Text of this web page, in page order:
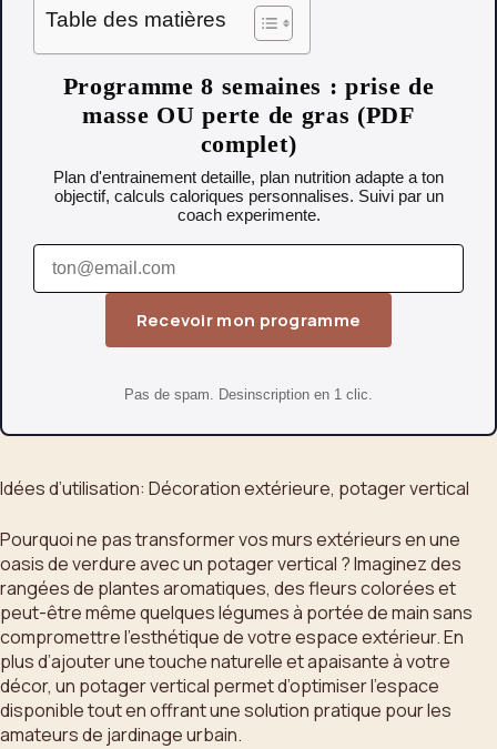
Table des matières
Programme 8 semaines : prise de
masse OU perte de gras (PDF
complet)
Plan d'entrainement detaille, plan nutrition adapte a ton
objectif, calculs caloriques personnalises. Suivi par un
coach experimente.
Recevoir mon programme
Pas de spam. Desinscription en 1 clic.
Idées d’utilisation: Décoration extérieure, potager vertical
Pourquoi ne pas transformer vos murs extérieurs en une
oasis de verdure avec un potager vertical ? Imaginez des
rangées de plantes aromatiques, des fleurs colorées et
peut-être même quelques légumes à portée de main sans
compromettre l’esthétique de votre espace extérieur. En
plus d’ajouter une touche naturelle et apaisante à votre
décor, un potager vertical permet d’optimiser l’espace
disponible tout en offrant une solution pratique pour les
amateurs de jardinage urbain.